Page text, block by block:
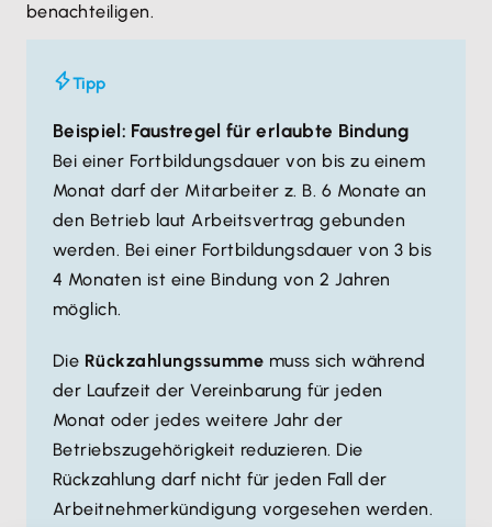
benachteiligen.
Tipp
Beispiel: Faustregel für erlaubte Bindung
Bei einer Fortbildungsdauer von bis zu einem
Monat darf der Mitarbeiter z. B. 6 Monate an
den Betrieb laut Arbeitsvertrag gebunden
werden. Bei einer Fortbildungsdauer von 3 bis
4 Monaten ist eine Bindung von 2 Jahren
möglich.
Die Rückzahlungssumme muss sich während
der Laufzeit der Vereinbarung für jeden
Monat oder jedes weitere Jahr der
Betriebszugehörigkeit reduzieren. Die
Rückzahlung darf nicht für jeden Fall der
Arbeitnehmerkündigung vorgesehen werden.